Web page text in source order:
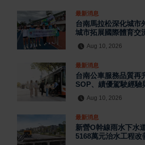
最新消息
台南馬拉松深化城市
城市拓展國際體育交
Aug 10, 2026
最新消息
台南公車服務品質
SOP、績優駕駛經驗
Aug 10, 2026
最新消息
新營O幹線雨水下水
5168萬元治水工程改